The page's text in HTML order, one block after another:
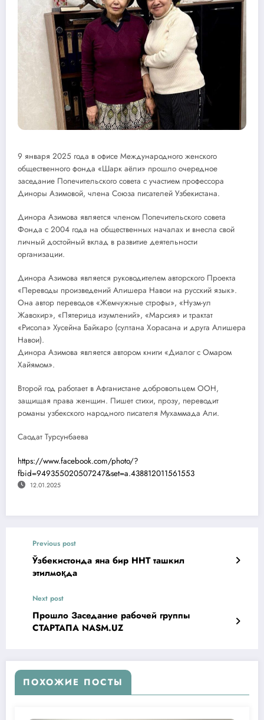
9 января 2025 года в офисе Международного женского
общественного фонда «Шарк аёли» прошло очередное
заседание Попечительского совета с участием профессора
Диноры Азимовой, члена Союза писателей Узбекистана.
Динора Азимова является членом Попечительского совета
Фонда с 2004 года на общественных началах и внесла свой
личный достойный вклад в развитие деятельности
организации.
Динора Азимова является руководителем авторского Проекта
«Переводы произведений Алишера Навои на русский язык».
Она автор переводов «Жемчужные строфы», «Нузм-ул
Жавохир», «Пятерица изумлений», «Марсия» и трактат
«Рисола» Хусейна Байкаро (султана Хорасана и друга Алишера
Навои).
Динора Азимова является автором книги «Диалог с Омаром
Хайямом».
Второй год работает в Афганистане добровольцем ООН,
защищая права женщин. Пишет стихи, прозу, переводит
романы узбекского народного писателя Мухаммада Али.
Саодат Турсунбаева
https://www.facebook.com/photo/?
fbid=949355020507247&set=a.438812011561553
12.01.2025
Previous post
Ўзбекистонда яна бир ННТ ташкил
этилмоқда
Next post
Прошло Заседание рабочей группы
СТАРТАПА NASM.UZ
ПОХОЖИЕ ПОСТЫ